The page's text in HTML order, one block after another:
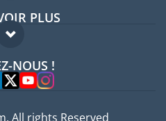
pays
PLUS
FAQ
NOUS !
All rights Reserved